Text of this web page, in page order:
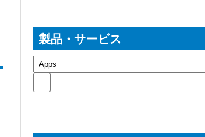
製品・サービス